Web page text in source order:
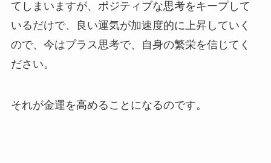
てしまいますが、ポジティブな思考をキープして
いるだけで、良い運気が加速度的に上昇していく
ので、今はプラス思考で、自身の繁栄を信じてく
ださい。
それが金運を高めることになるのです。